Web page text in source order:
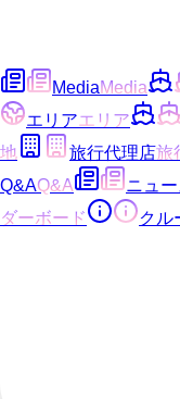
MediaMedia
エリアエリア
地
旅行代理店旅
Q&AQ&A ニュー
ダーボード
クル